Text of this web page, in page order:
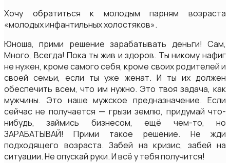
Хочу обратиться к молодым парням возраста
«молодых инфантильных холостяков».
Юноша, прими решение зарабатывать деньги! Сам,
Много, Всегда! Пока ты жив и здоров. Ты никому нафиг
не нужен, кроме самого себя, кроме своих родителей и
своей семьи, если ты уже женат. И ты их должен
обеспечить всем, что им нужно. Это твоя задача, как
мужчины. Это наше мужское предназначение. Если
сейчас не получается — грызи землю, придумай что-
нибудь, займись бизнесом, ещё чем-то, но
ЗАРАБАТЫВАЙ! Прими такое решение. Не жди
подходящего возраста. Забей на кризис, забей на
ситуации. Не опускай руки. И всё у тебя получится!